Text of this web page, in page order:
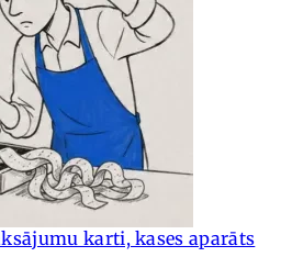
karti, kases aparāts